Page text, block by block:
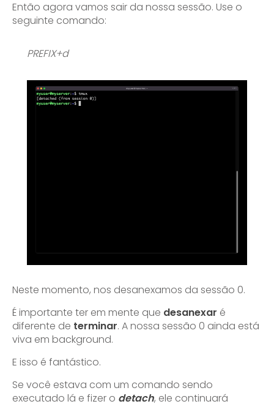
Então agora vamos sair da nossa sessão. Use o
seguinte comando:
PREFIX+d
Neste momento, nos desanexamos da sessão 0.
É importante ter em mente que desanexar é
diferente de terminar. A nossa sessão 0 ainda está
viva em background.
E isso é fantástico.
Se você estava com um comando sendo
executado lá e fizer o detach, ele continuará